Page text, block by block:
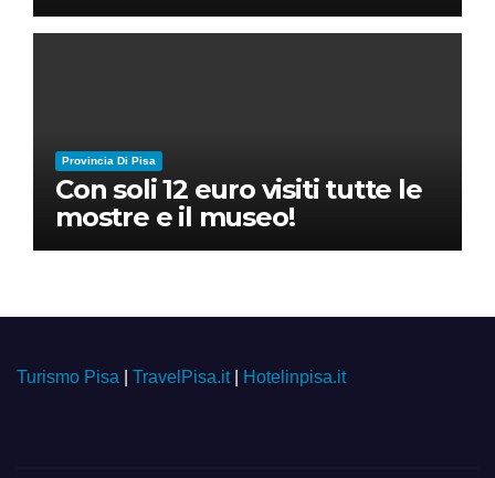
Provincia Di Pisa
Con soli 12 euro visiti tutte le
mostre e il museo!
Turismo Pisa TravelPisa.it| Hotelinpisa.it